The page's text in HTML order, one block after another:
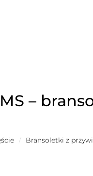
–
/ Bransoletki z